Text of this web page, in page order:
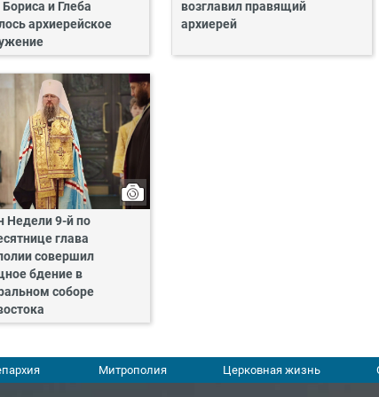
и Глеба
архиерейское
возглавил правящий
архиерей
Недели 9-й по
глава
совершил
бдение в
соборе
Митрополия Церковная жизнь